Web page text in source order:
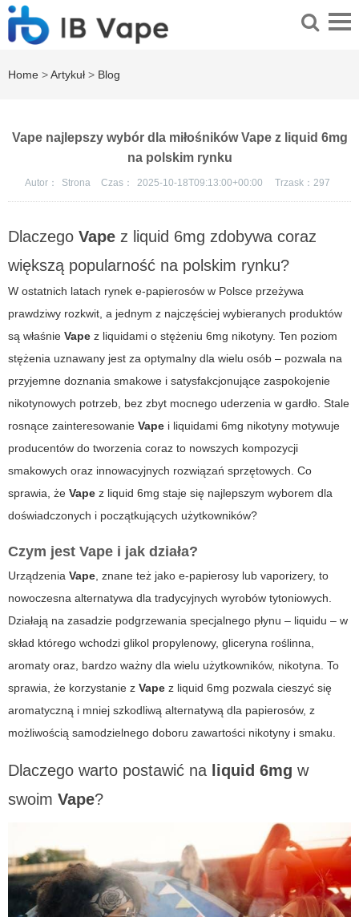
Home >Artykuł > Blog
Vape najlepszy wybór dla miłośników Vape z liquid 6mg
na polskim rynku
Autor： Strona Czas： 2025-10-18T09:13:00+00:00 Trzask： 297
Dlaczego Vape z liquid 6mg zdobywa coraz
większą popularność na polskim rynku?
W ostatnich latach rynek e-papierosów w Polsce przeżywa
prawdziwy rozkwit, a jednym z najczęściej wybieranych produktów
są właśnie Vape z liquidami o stężeniu 6mg nikotyny. Ten poziom
stężenia uznawany jest za optymalny dla wielu osób – pozwala na
przyjemne doznania smakowe i satysfakcjonujące zaspokojenie
nikotynowych potrzeb, bez zbyt mocnego uderzenia w gardło. Stale
rosnące zainteresowanie Vape i liquidami 6mg nikotyny motywuje
producentów do tworzenia coraz to nowszych kompozycji
smakowych oraz innowacyjnych rozwiązań sprzętowych. Co
sprawia, że Vape z liquid 6mg staje się najlepszym wyborem dla
doświadczonych i początkujących użytkowników?
Czym jest Vape i jak działa?
Urządzenia Vape, znane też jako e-papierosy lub vaporizery, to
nowoczesna alternatywa dla tradycyjnych wyrobów tytoniowych.
Działają na zasadzie podgrzewania specjalnego płynu – liquidu – w
skład którego wchodzi glikol propylenowy, gliceryna roślinna,
aromaty oraz, bardzo ważny dla wielu użytkowników, nikotyna. To
sprawia, że korzystanie z Vape z liquid 6mg pozwala cieszyć się
aromatyczną i mniej szkodliwą alternatywą dla papierosów, z
możliwością samodzielnego doboru zawartości nikotyny i smaku.
Dlaczego warto postawić na liquid 6mg w
swoim Vape?